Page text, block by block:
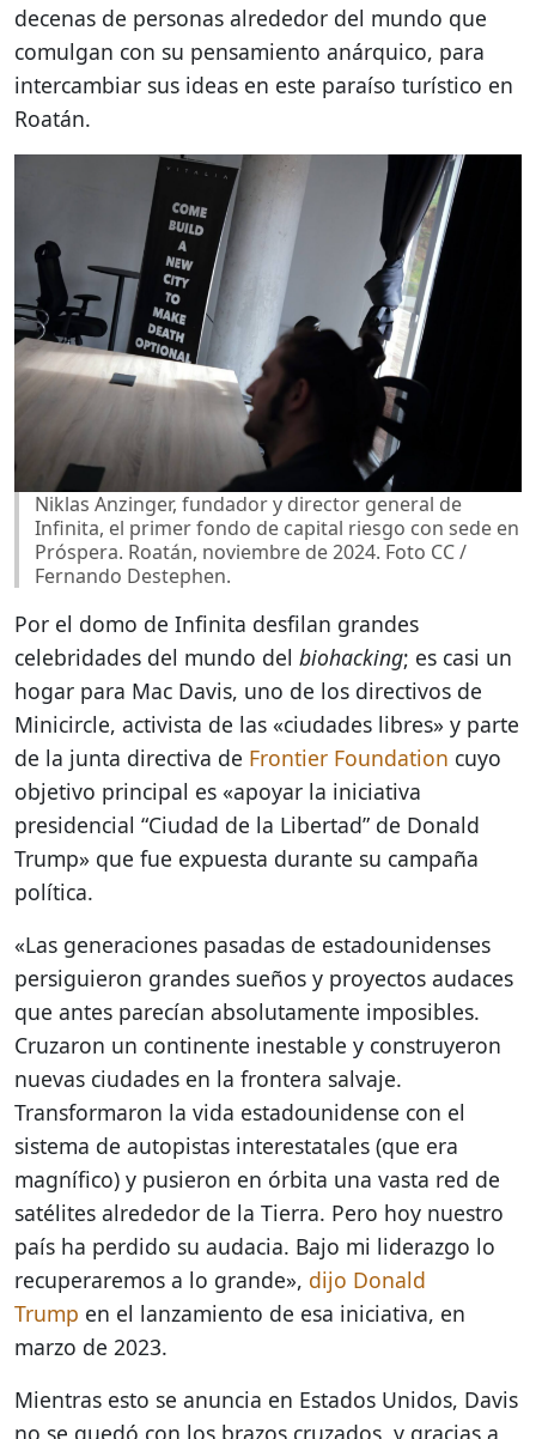
decenas de personas alrededor del mundo que
comulgan con su pensamiento anárquico, para
intercambiar sus ideas en este paraíso turístico en
Roatán.
Niklas Anzinger, fundador y director general de
Infinita, el primer fondo de capital riesgo con sede en
Próspera. Roatán, noviembre de 2024. Foto CC /
Fernando Destephen.
Por el domo de Infinita desfilan grandes
celebridades del mundo del biohacking; es casi un
hogar para Mac Davis, uno de los directivos de
Minicircle, activista de las «ciudades libres» y parte
de la junta directiva de Frontier Foundation cuyo
objetivo principal es «apoyar la iniciativa
presidencial “Ciudad de la Libertad” de Donald
Trump» que fue expuesta durante su campaña
política.
«Las generaciones pasadas de estadounidenses
persiguieron grandes sueños y proyectos audaces
que antes parecían absolutamente imposibles.
Cruzaron un continente inestable y construyeron
nuevas ciudades en la frontera salvaje.
Transformaron la vida estadounidense con el
sistema de autopistas interestatales (que era
magnífico) y pusieron en órbita una vasta red de
satélites alrededor de la Tierra. Pero hoy nuestro
país ha perdido su audacia. Bajo mi liderazgo lo
recuperaremos a lo grande», dijo Donald
Trump en el lanzamiento de esa iniciativa, en
marzo de 2023.
Mientras esto se anuncia en Estados Unidos, Davis
no se quedó con los brazos cruzados, y gracias a